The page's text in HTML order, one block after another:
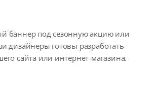
баннер под сезонную акцию или
дизайнеры готовы разработать
сайта или интернет-магазина.